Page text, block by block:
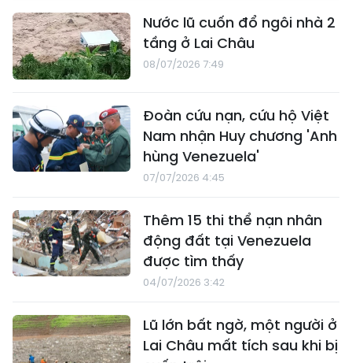
Nước lũ cuốn đổ ngôi nhà 2
tầng ở Lai Châu
08/07/2026 7:49
Đoàn cứu nạn, cứu hộ Việt
Nam nhận Huy chương 'Anh
hùng Venezuela'
07/07/2026 4:45
Thêm 15 thi thể nạn nhân
động đất tại Venezuela
được tìm thấy
04/07/2026 3:42
Lũ lớn bất ngờ, một người ở
Lai Châu mất tích sau khi bị